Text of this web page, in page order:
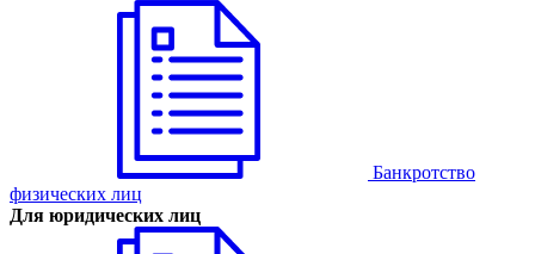
Банкротство
физических лиц
Для юридических лиц